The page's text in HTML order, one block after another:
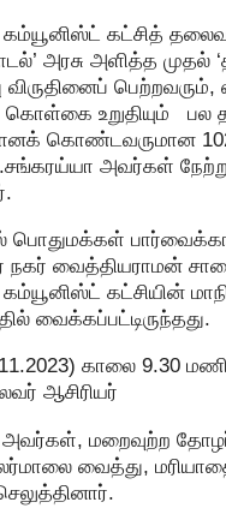
கம்யூனிஸ்ட் கட்சித்
அரசு அளித்த முதல்
விருதினைப் பெற்றவரும்,
கொள்கை உறுதியும் பல
கொண்டவருமான
அவர்கள் நேற்று
பொதுமக்கள்
நகர் வைத்தியராமன்
கம்யூனிஸ்ட் கட்சியின்
வைக்கப்பட்டிருந்தது.
காலை 9.30
ஆசிரியர்
அவர்கள், மறைவுற்ற
வைத்து,